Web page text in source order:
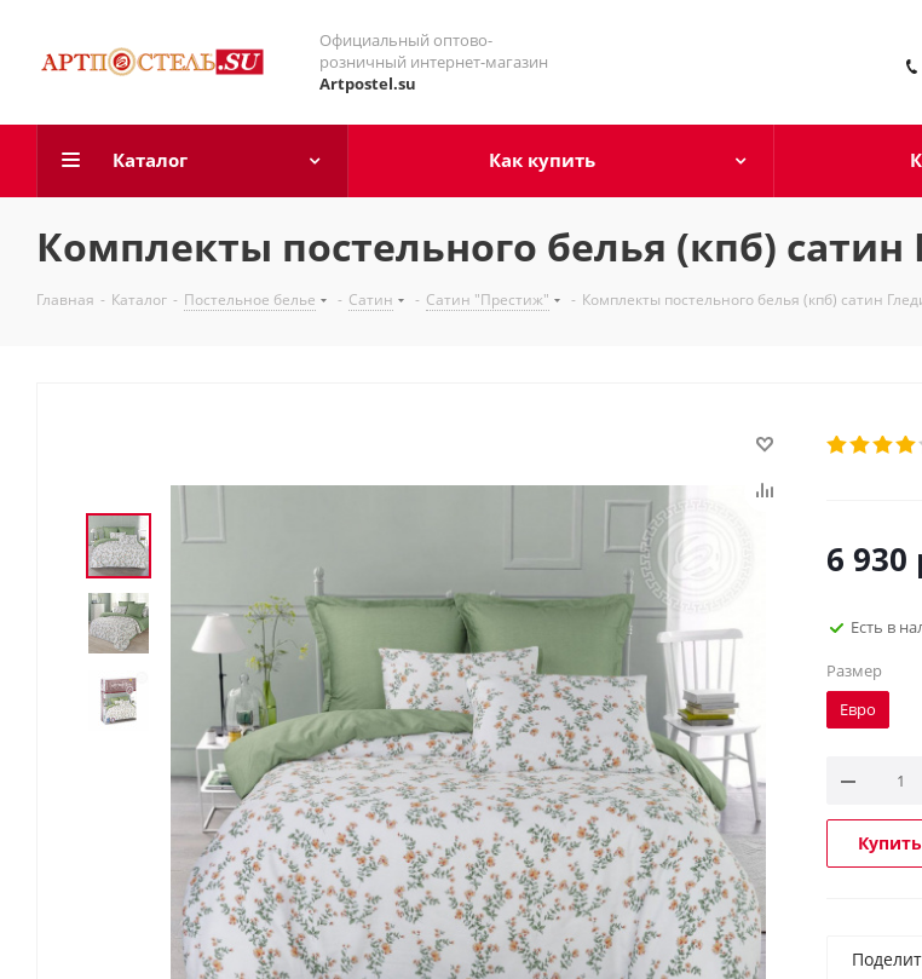
Официальный оптово-
розничный интернет-магазин
Artpostel.su
Каталог Как купить
Комплекты постельного белья (кпб) сатин
Главная - Каталог - Постельное белье - Сатин - Сатин "Престиж" - Комплекты постельного белья (кпб) сатин
6 930
Есть в
Размер
Евро